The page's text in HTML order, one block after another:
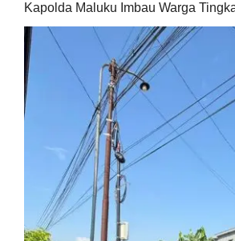
Kapolda Maluku Imbau Warga